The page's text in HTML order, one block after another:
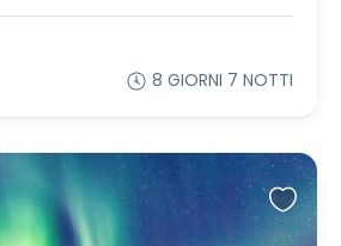
8 GIORNI 7 NOTTI